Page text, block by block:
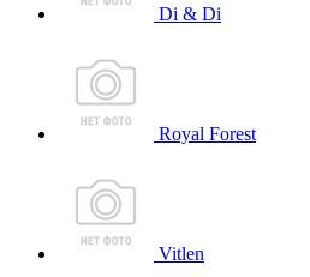
Di & Di
Royal Forest
Vitlen